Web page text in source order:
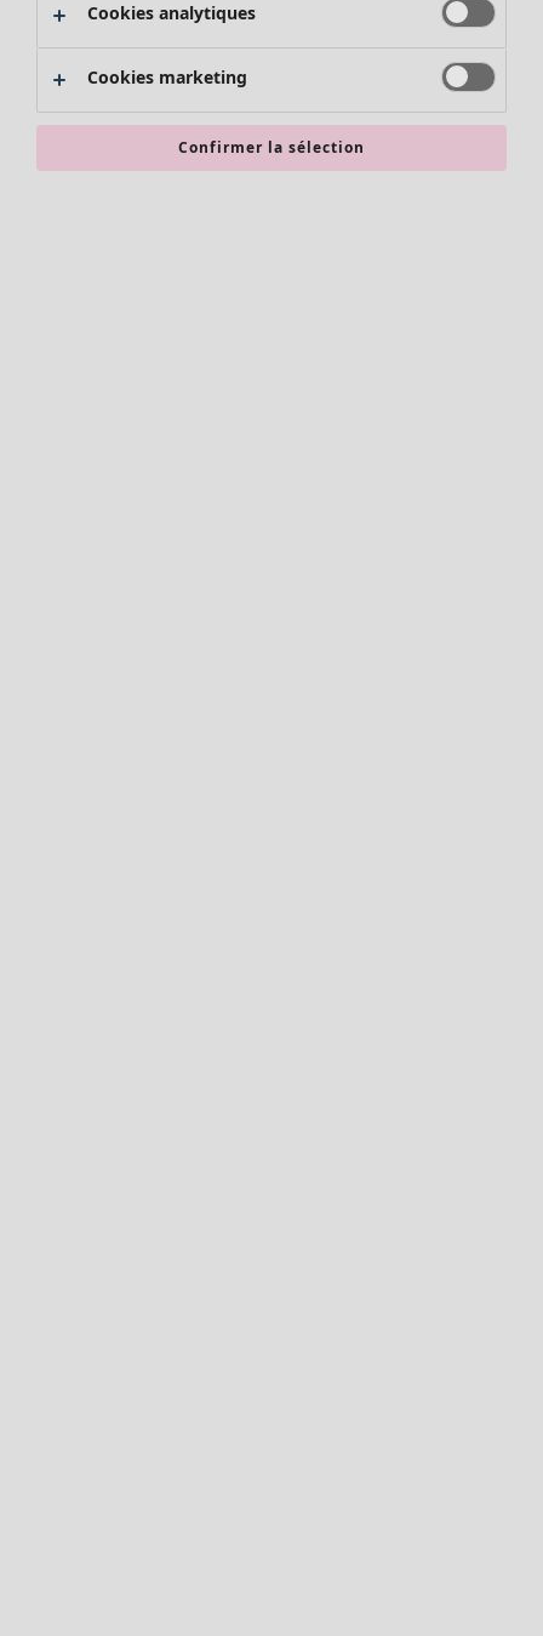
Promos SOLDES
Les promos de Gudrun Sjödén
Nouvel arrivage
Bonnes affaires en soldes - jusqu'à -70
Cookies analytiques
Cookies marketing
Confirmer la sélection